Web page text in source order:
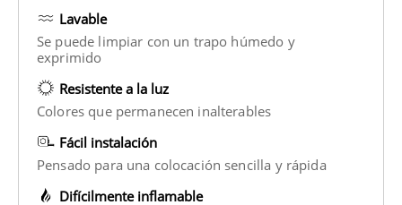
Lavable
Se puede limpiar con un trapo húmedo y
exprimido
Resistente a la luz
Colores que permanecen inalterables
Fácil instalación
Pensado para una colocación sencilla y rápida
Difícilmente inflamable